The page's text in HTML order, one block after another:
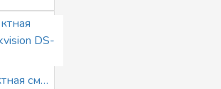
EM бесконтактная смарт карта Hikvision DS-KEM125